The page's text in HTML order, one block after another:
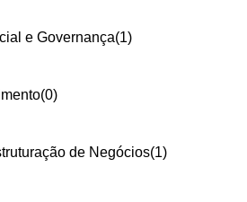
e Governança(1)
(0)
de Negócios(1)